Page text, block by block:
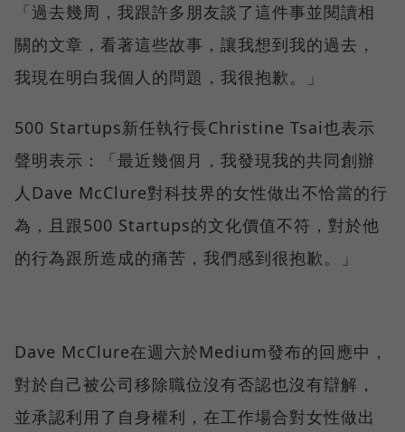
「過去幾周，我跟許多朋友談了這件事並閱讀相
關的文章，看著這些故事，讓我想到我的過去，
我現在明白我個人的問題，我很抱歉。」
500 Startups新任執行長Christine Tsai也表示
聲明表示：「最近幾個月，我發現我的共同創辦
人Dave McClure對科技界的女性做出不恰當的行
為，且跟500 Startups的文化價值不符，對於他
的行為跟所造成的痛苦，我們感到很抱歉。」
Dave McClure在週六於Medium發布的回應中，
對於自己被公司移除職位沒有否認也沒有辯解，
並承認利用了自身權利，在工作場合對女性做出